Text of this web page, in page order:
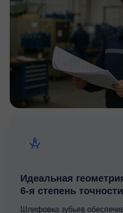
Идеальная
6-я степень точности
Шлифовка зубьев